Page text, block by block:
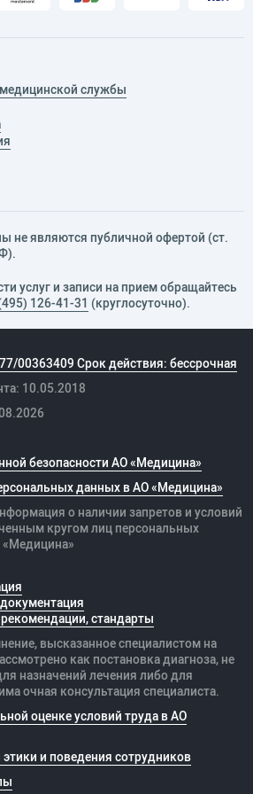
службы
не являются публичной офертой (ст.
услуг и записи на прием обращайтесь
126-41-31 (круглосуточно).
00363409 Срок действия: бессрочная
10.05.2018
безопасности АО «Медицина»
данных в АО «Медицина»
о наличии запретов и условий
кругом лиц персональных
стандарты
высказанное специалистом на
как постановка диагноза, не
назначений лечения либо для
очная консультация специалиста.
оценке условий труда в АО
и поведения сотрудников